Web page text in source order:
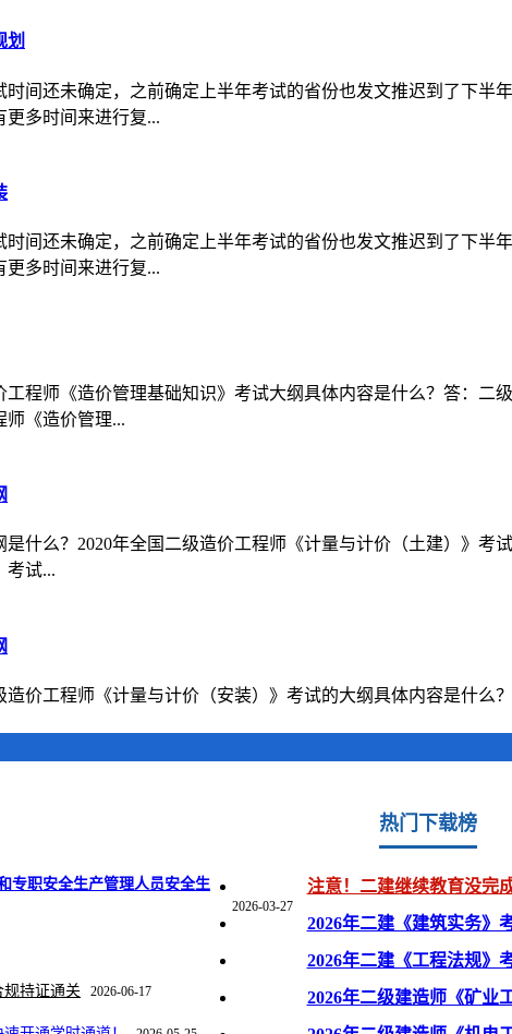
划
间还未确定，之前确定上半年考试的省份也发文推迟到了下半
多时间来进行复...
间还未确定，之前确定上半年考试的省份也发文推迟到了下半
多时间来进行复...
程师《造价管理基础知识》考试大纲具体内容是什么？答：
师《造价管理...
什么？2020年全国二级造价工程师《计量与计价（土建）》考
考试...
价工程师《计量与计价（安装）》考试的大纲具体内容是什么
场 “黄金证书”？
专职安全生产管理人员安全生
2026-03-27
规持证通关 2026-06-17
热门下载榜
注意！二建继续教育没完
2026年二建《建筑实务》
2026年二建《工程法规》
2026年二级建造师《矿业